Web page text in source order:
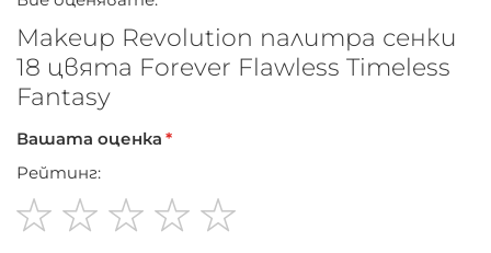
Makeup Revolution палитра сенки
18 цвята Forever Flawless Timeless
Fantasy
Вашата оценка
Рейтинг: